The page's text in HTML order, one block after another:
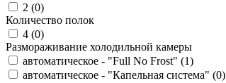
2 (0)
Количество полок
4 (0)
Размораживание холодильной камеры
автоматическое - "Full No Frost" (1)
автоматическое - "Капельная система" (0)